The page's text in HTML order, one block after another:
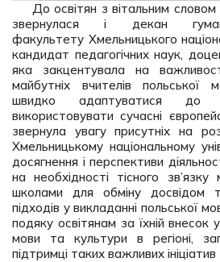
До освітян з вітальним
звернулася і декан
факультету Хмельницького
кандидат педагогічних наук,
яка закцентувала на
майбутніх вчителів польської
швидко адаптуватися
використовувати сучасні
звернула увагу присутніх на
Хмельницькому національному
досягнення і перспективи
на необхідності тісного
школами для обміну досвідом
підходів у викладанні польської
подяку освітянам за їхній внесок
мови та культури в регіоні,
підтримці таких важливих